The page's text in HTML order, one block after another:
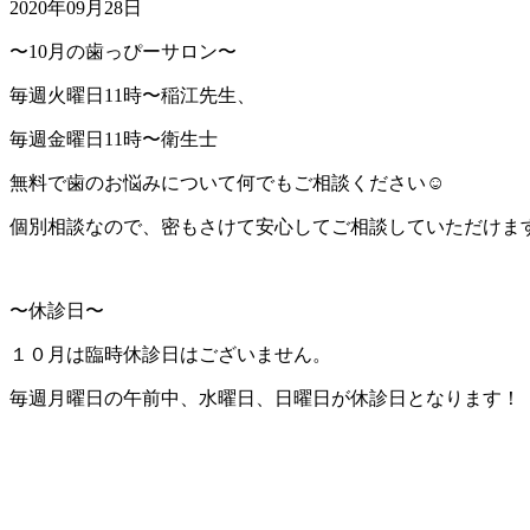
2020年09月28日
〜10月の歯っぴーサロン〜
毎週火曜日11時〜稲江先生、
毎週金曜日11時〜衛生士
無料で歯のお悩みについて何でもご相談ください☺️
個別相談なので、密もさけて安心してご相談していただけま
〜休診日〜
１０月は臨時休診日はございません。
毎週月曜日の午前中、水曜日、日曜日が休診日となります！